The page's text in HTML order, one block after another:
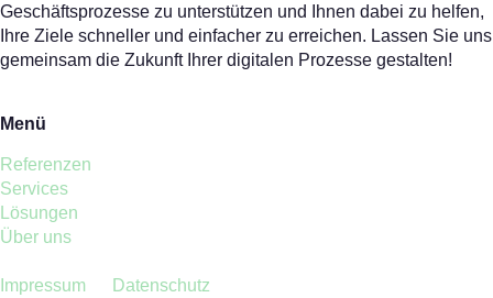
Geschäftsprozesse zu unterstützen und Ihnen dabei zu helfen,
Ihre Ziele schneller und einfacher zu erreichen. Lassen Sie uns
gemeinsam die Zukunft Ihrer digitalen Prozesse gestalten!
Menü
Referenzen
Services
Lösungen
Über uns
Impressum Datenschutz